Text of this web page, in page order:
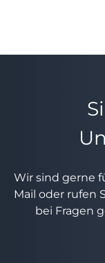
Wir sind gerne
Mail oder rufen
bei Fragen